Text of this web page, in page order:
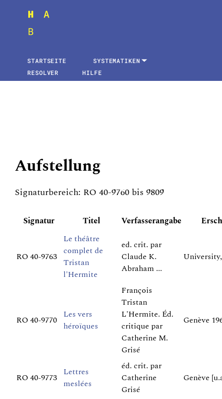
STARTSEITE
SYSTEMATIKEN
RESOLVER
HILFE
Aufstellung
Signaturbereich: RO 40-9760 bis 9809
Signatur Titel Verfasserangabe
RO 40-9763
Le théâtre
complet de
Tristan
l'Hermite
ed. crit. par
Claude K.
Abraham ...
RO 40-9770 Les vers
héroïques
François
Tristan
L'Hermite. Éd.
critique par
Catherine M.
Grisé
Genève
RO 40-9773 Lettres
meslées
éd. crit. par
Catherine
Grisé
Genève